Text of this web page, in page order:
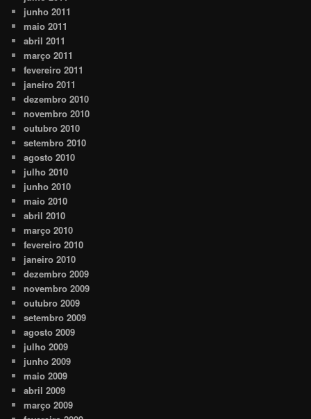
junho 2011
maio 2011
abril 2011
março 2011
fevereiro 2011
janeiro 2011
dezembro 2010
novembro 2010
outubro 2010
setembro 2010
agosto 2010
julho 2010
junho 2010
maio 2010
abril 2010
março 2010
fevereiro 2010
janeiro 2010
dezembro 2009
novembro 2009
outubro 2009
setembro 2009
agosto 2009
julho 2009
junho 2009
maio 2009
abril 2009
março 2009